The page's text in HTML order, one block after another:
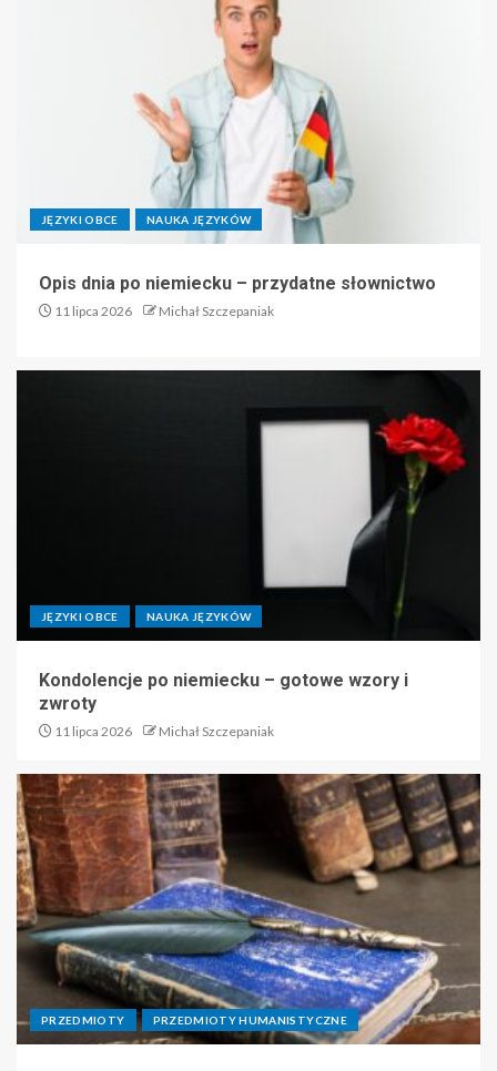
JĘZYKI OBCE NAUKA JĘZYKÓW
Opis dnia po niemiecku – przydatne słownictwo
11 lipca 2026 Michał Szczepaniak
JĘZYKI OBCE NAUKA JĘZYKÓW
Kondolencje po niemiecku – gotowe wzory i
zwroty
11 lipca 2026 Michał Szczepaniak
PRZEDMIOTY PRZEDMIOTY HUMANISTYCZNE